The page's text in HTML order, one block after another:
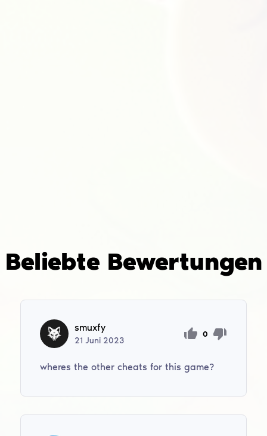
Beliebte Bewertungen
smuxfy
21Juni 2023
0
wheres the other cheats for this game?